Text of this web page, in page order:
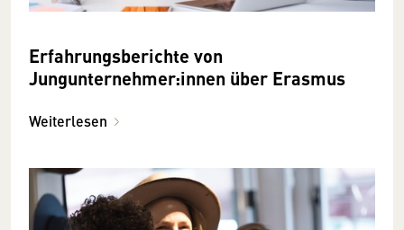
Erfahrungsberichte von
Jungunternehmer:innen über Erasmus
Weiterlesen